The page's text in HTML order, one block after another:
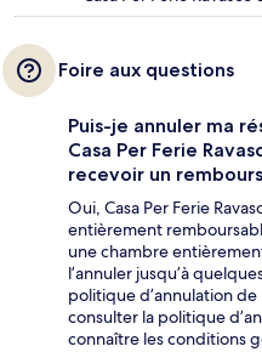
Foire aux questions
Puis-je annuler ma
Casa Per Ferie
recevoir un
Oui, Casa Per Ferie
entièrement
une chambre
l’annuler jusqu’à
politique d’annulation
consulter la politique
connaître les conditions